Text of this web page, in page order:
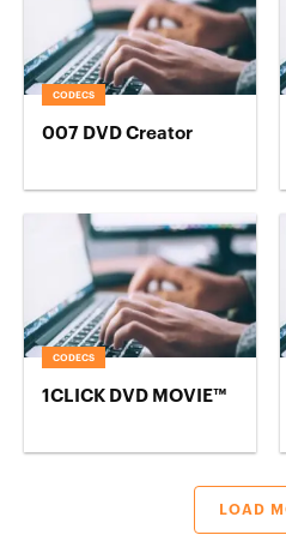
CODECS
007 DVD Creator
CODECS
1CLICK DVD MOVIE™
LOAD